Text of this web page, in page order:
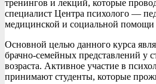
тренингов и лекций, которые
специалист Центра психолого —
медицинской и социальной помощи
Основной целью данного курса
брачно-семейных представлений у
возраста. Активное участие в
принимают студенты, которые